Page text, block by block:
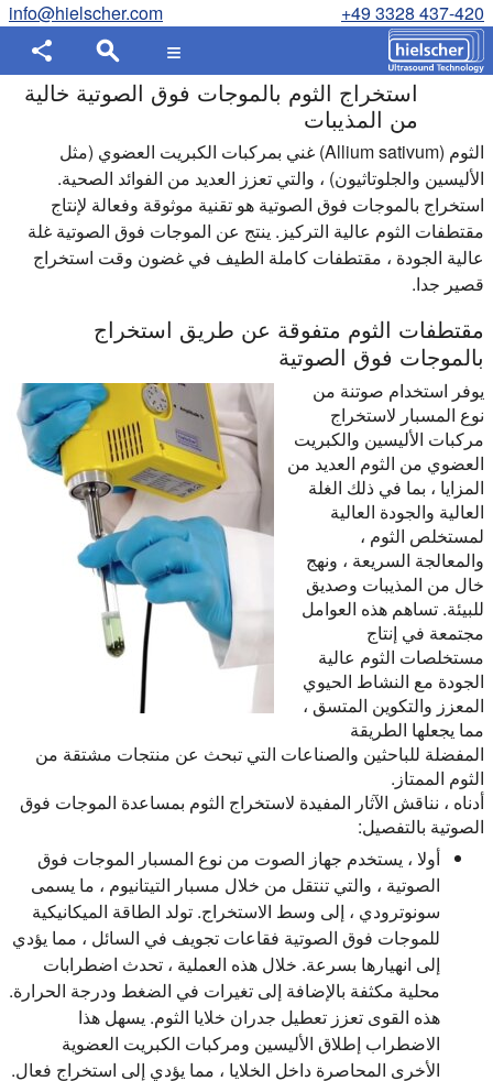
+49 3328 437-420
info@hielscher.com
استخراج الثوم بالموجات فوق الصوتية خالية
من المذيبات
الثوم (Allium sativum) غني بمركبات الكبريت العضوي (مثل
الأليسين والجلوتاثيون) ، والتي تعزز العديد من الفوائد الصحية.
استخراج بالموجات فوق الصوتية هو تقنية موثوقة وفعالة لإنتاج
مقتطفات الثوم عالية التركيز. ينتج عن الموجات فوق الصوتية غلة
عالية الجودة ، مقتطفات كاملة الطيف في غضون وقت استخراج
قصير جدا.
مقتطفات الثوم متفوقة عن طريق استخراج
بالموجات فوق الصوتية
يوفر استخدام صوتنة من
نوع المسبار لاستخراج
مركبات الأليسين والكبريت
العضوي من الثوم العديد من
المزايا ، بما في ذلك الغلة
العالية والجودة العالية
لمستخلص الثوم ،
والمعالجة السريعة ، ونهج
خال من المذيبات وصديق
للبيئة. تساهم هذه العوامل
مجتمعة في إنتاج
مستخلصات الثوم عالية
الجودة مع النشاط الحيوي
المعزز والتكوين المتسق ،
مما يجعلها الطريقة
المفضلة للباحثين والصناعات التي تبحث عن منتجات مشتقة من
الثوم الممتاز.
أدناه ، نناقش الآثار المفيدة لاستخراج الثوم بمساعدة الموجات فوق
الصوتية بالتفصيل:
أولا ، يستخدم جهاز الصوت من نوع المسبار الموجات فوق
الصوتية ، والتي تنتقل من خلال مسبار التيتانيوم ، ما يسمى
سونوترودي ، إلى وسط الاستخراج. تولد الطاقة الميكانيكية
للموجات فوق الصوتية فقاعات تجويف في السائل ، مما يؤدي
إلى انهيارها بسرعة. خلال هذه العملية ، تحدث اضطرابات
محلية مكثفة بالإضافة إلى تغيرات في الضغط ودرجة الحرارة.
هذه القوى تعزز تعطيل جدران خلايا الثوم. يسهل هذا
الاضطراب إطلاق الأليسين ومركبات الكبريت العضوية
الأخرى المحاصرة داخل الخلايا ، مما يؤدي إلى استخراج فعال.